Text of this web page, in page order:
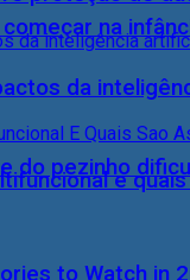
na
do pezinho
da
e
to Watch in